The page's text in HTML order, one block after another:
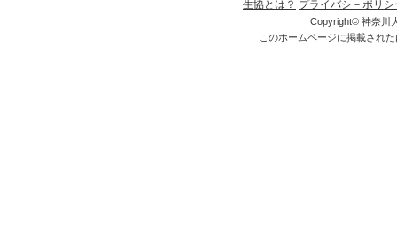
生協とは？ プライバシ－ポリシ
Copyright© 神奈川
このホームページに掲載され